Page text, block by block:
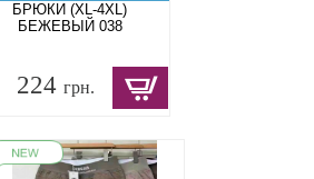
БРЮКИ (XL-4XL)
БЕЖЕВЫЙ 038
224 грн.